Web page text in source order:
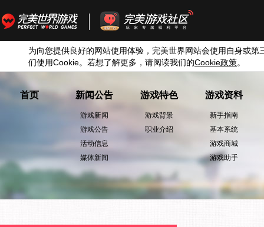
为向您提供良好的网站使用体验，完美世界网站会使用自身或第
们使用Cookie。若想了解更多，请阅读我们的Cookie政策。
首页 新闻公告
游戏新闻
游戏公告
活动信息
媒体新闻
游戏特色
游戏背景
职业介绍
游戏资料
新手指南
基本系统
游戏商城
游戏助手